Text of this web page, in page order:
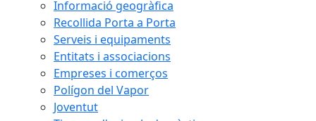
Informació geogràfica
Recollida Porta a Porta
Serveis i equipaments
Entitats i associacions
Empreses i comerços
Polígon del Vapor
Joventut